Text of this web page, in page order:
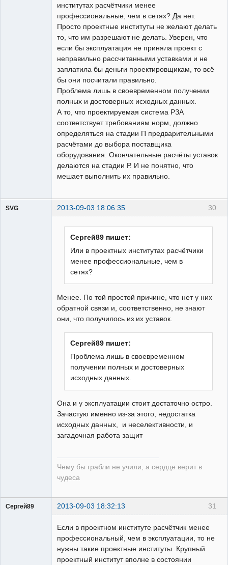
институтах расчётчики менее
профессиональные, чем в сетях? Да нет.
Просто проектные институты не желают делать
то, что им разрешают не делать. Уверен, что
если бы эксплуатация не приняла проект с
неправильно рассчитанными уставками и не
заплатила бы деньги проектировщикам, то всё
бы они посчитали правильно.
Проблема лишь в своевременном получении
полных и достоверных исходных данных.
А то, что проектируемая система РЗА
соответствует требованиям норм, должно
определяться на стадии П предварительными
расчётами до выбора поставщика
оборудования. Окончательные расчёты уставок
делаются на стадии Р. И не понятно, что
мешает выполнить их правильно.
30
SVG 2013-09-03 18:06:35
Сергей89 пишет:
Или в проектных институтах расчётчики
менее профессиональные, чем в
сетях?
Менее. По той простой причине, что нет у них
обратной связи и, соответственно, не знают
они, что получилось из их уставок.
Сергей89 пишет:
Проблема лишь в своевременном
получении полных и достоверных
исходных данных.
Она и у эксплуатации стоит достаточно остро.
Зачастую именно из-за этого, недостатка
исходных данных, и неселективности, и
загадочная работа защит
Чему бы грабли не учили, а сердце верит в
чудеса
31
Сергей89 2013-09-03 18:32:13
Если в проектном институте расчётчик менее
профессиональный, чем в эксплуатации, то не
нужны такие проектные институты. Крупный
проектный институт вполне в состоянии